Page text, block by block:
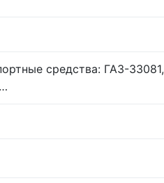
средства: ГАЗ-